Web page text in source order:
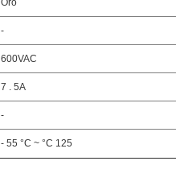
Oro
-
600VAC
7 . 5A
-
- 55 °C ~ °C 125